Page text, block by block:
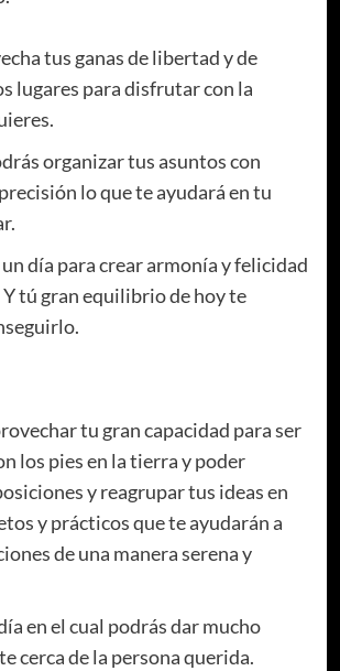
tus ganas de libertad y de
lugares para disfrutar con la
organizar tus asuntos con
lo que te ayudará en tu
un día para crear armonía y felicidad
tú gran equilibrio de hoy te
tu gran capacidad para ser
los pies en la tierra y poder
y reagrupar tus ideas en
y prácticos que te ayudarán a
de una manera serena y
en el cual podrás dar mucho
cerca de la persona querida.